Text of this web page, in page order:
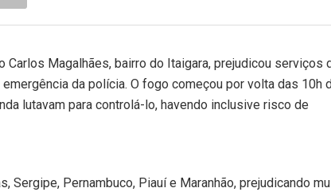
Magalhães, bairro do Itaigara, prejudicou serviços
da polícia. O fogo começou por volta das 10h
lutavam para controlá-lo, havendo inclusive risco de
Pernambuco, Piauí e Maranhão, prejudicando